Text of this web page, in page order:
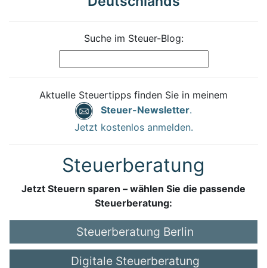
Suche im Steuer-Blog:
Aktuelle Steuertipps finden Sie in meinem
Steuer-Newsletter.
Jetzt kostenlos anmelden.
Steuerberatung
Jetzt Steuern sparen – wählen Sie die passende
Steuerberatung:
Steuerberatung Berlin
Digitale Steuerberatung